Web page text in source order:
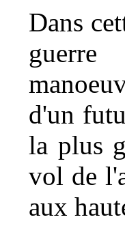
Dans
d'un
la plus
vol de
aux